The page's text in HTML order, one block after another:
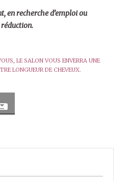
en recherche d’emploi ou
LE SALON VOUS ENVERRA UNE
LONGUEUR DE CHEVEUX.